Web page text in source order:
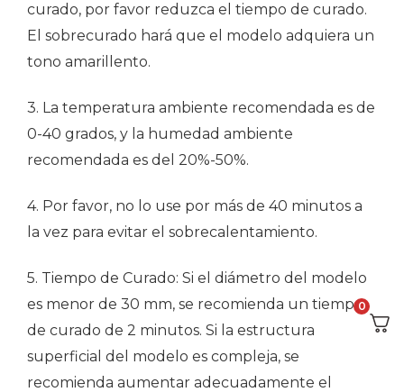
curado, por favor reduzca el tiempo de curado.
El sobrecurado hará que el modelo adquiera un
tono amarillento.
3. La temperatura ambiente recomendada es de
0-40 grados, y la humedad ambiente
recomendada es del 20%-50%.
4. Por favor, no lo use por más de 40 minutos a
la vez para evitar el sobrecalentamiento.
5. Tiempo de Curado: Si el diámetro del modelo
es menor de 30 mm, se recomienda un tiempo
de curado de 2 minutos. Si la estructura
superficial del modelo es compleja, se
recomienda aumentar adecuadamente el
0